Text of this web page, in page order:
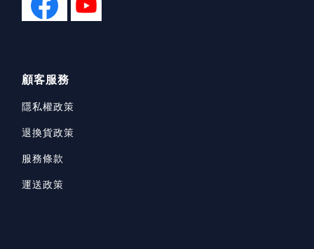
顧客服務
隱私權政策
退換貨政策
服務條款
運送政策